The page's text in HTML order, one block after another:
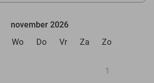
november 2026
Wo Do Vr Za Zo
1